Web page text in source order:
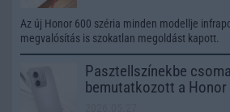
Az új Honor 600 széria minden modellje
megvalósítás is szokatlan megoldást kapott.
Pasztellszínekbe
bemutatkozott a Honor